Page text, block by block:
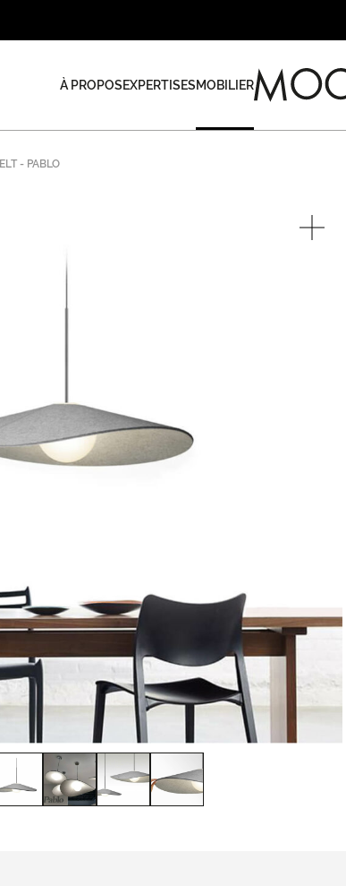
À PROPOSEXPERTISESMOBILIER
- PABLO